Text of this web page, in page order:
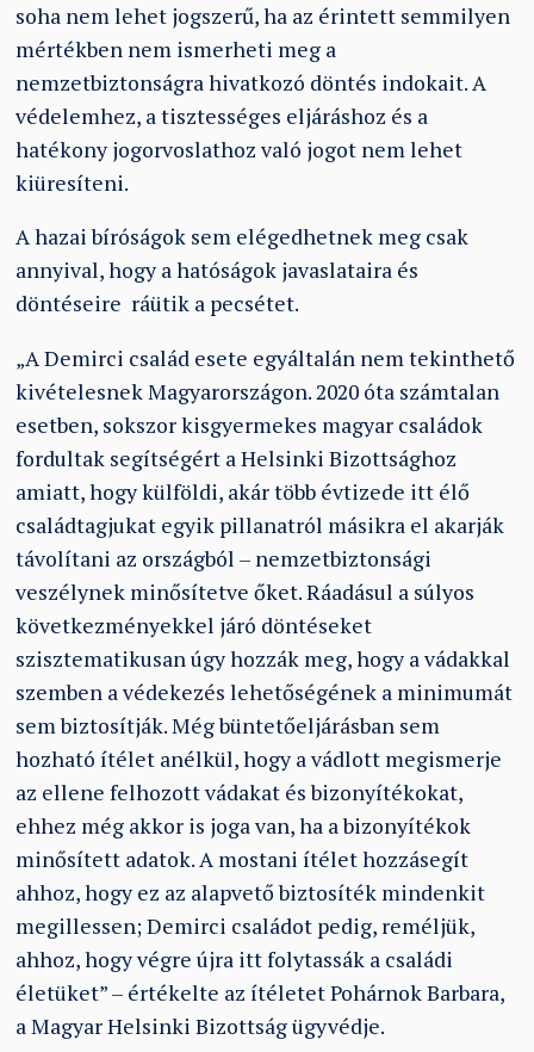
soha nem lehet jogszerű, ha az érintett semmilyen
mértékben nem ismerheti meg a
nemzetbiztonságra hivatkozó döntés indokait. A
védelemhez, a tisztességes eljáráshoz és a
hatékony jogorvoslathoz való jogot nem lehet
kiüresíteni.
A hazai bíróságok sem elégedhetnek meg csak
annyival, hogy a hatóságok javaslataira és
döntéseire ráütik a pecsétet.
„A Demirci család esete egyáltalán nem tekinthető
kivételesnek Magyarországon. 2020 óta számtalan
esetben, sokszor kisgyermekes magyar családok
fordultak segítségért a Helsinki Bizottsághoz
amiatt, hogy külföldi, akár több évtizede itt élő
családtagjukat egyik pillanatról másikra el akarják
távolítani az országból – nemzetbiztonsági
veszélynek minősítetve őket. Ráadásul a súlyos
következményekkel járó döntéseket
szisztematikusan úgy hozzák meg, hogy a vádakkal
szemben a védekezés lehetőségének a minimumát
sem biztosítják. Még büntetőeljárásban sem
hozható ítélet anélkül, hogy a vádlott megismerje
az ellene felhozott vádakat és bizonyítékokat,
ehhez még akkor is joga van, ha a bizonyítékok
minősített adatok. A mostani ítélet hozzásegít
ahhoz, hogy ez az alapvető biztosíték mindenkit
megillessen; Demirci családot pedig, reméljük,
ahhoz, hogy végre újra itt folytassák a családi
életüket” – értékelte az ítéletet Pohárnok Barbara,
a Magyar Helsinki Bizottság ügyvédje.